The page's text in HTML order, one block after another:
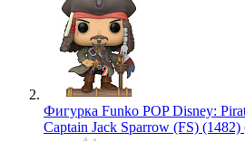
Фигурка Funko POP Disney:
Captain Jack Sparrow (FS)